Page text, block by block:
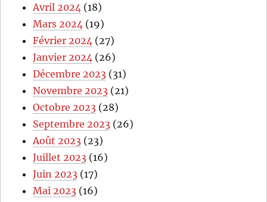
Avril 2024 (18)
Mars 2024 (19)
Février 2024 (27)
Janvier 2024 (26)
Décembre 2023 (31)
Novembre 2023 (21)
Octobre 2023 (28)
Septembre 2023 (26)
Août 2023 (23)
Juillet 2023 (16)
Juin 2023 (17)
Mai 2023 (16)